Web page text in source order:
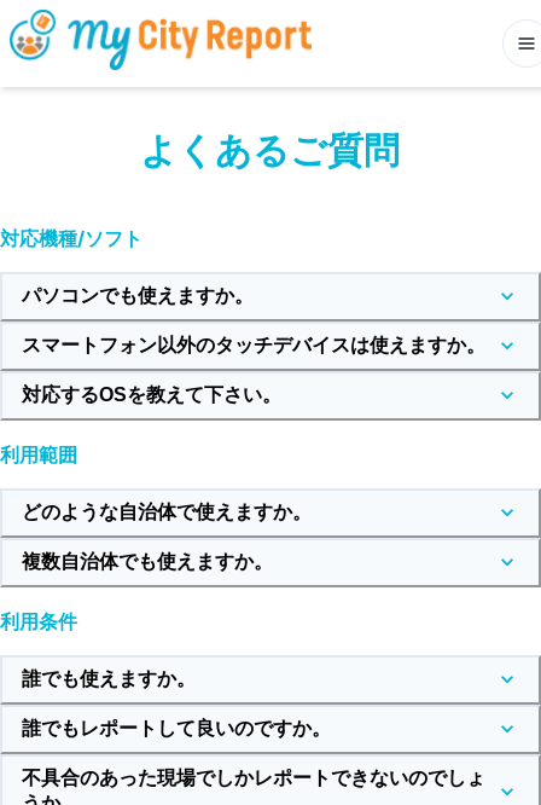
よくあるご質問
対応機種/ソフト
パソコンでも使えますか。
スマートフォン以外のタッチデバイスは使えますか。
対応するOSを教えて下さい。
利用範囲
どのような自治体で使えますか。
複数自治体でも使えますか。
利用条件
誰でも使えますか。
誰でもレポートして良いのですか。
不具合のあった現場でしかレポートできないのでしょ